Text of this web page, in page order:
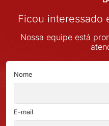
Ficou interessado
Nossa equipe está
Nome
E-mail